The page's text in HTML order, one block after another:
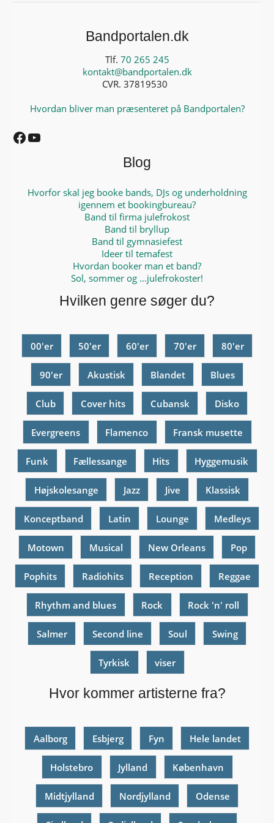
Bandportalen.dk
Tlf. 70 265 245
kontakt@bandportalen.dk
CVR. 37819530
Hvordan bliver man præsenteret på Bandportalen?
Facebook
Blog
Hvorfor skal jeg booke bands, DJs og underholdning
igennem et bookingbureau?
Band til firma julefrokost
Band til bryllup
Band til gymnasiefest
Ideer til temafest
Hvordan booker man et band?
Sol, sommer og …julefrokoster!
Hvilken genre søger du?
00'er 50'er 60'er 70'er 80'er
90'er Akustisk Blandet Blues
Club Cover hits Cubansk Disko
Evergreens Flamenco Fransk musette
Funk Fællessange Hits Hyggemusik
Højskolesange Jazz Jive Klassisk
Konceptband Latin Lounge Medleys
Motown Musical New Orleans Pop
Pophits Radiohits Reception Reggae
Rhythm and blues Rock Rock 'n' roll
Salmer Second line Soul Swing
Tyrkisk viser
Hvor kommer artisterne fra?
Aalborg Esbjerg Fyn Hele landet
Holstebro Jylland København
Midtjylland Nordjylland Odense